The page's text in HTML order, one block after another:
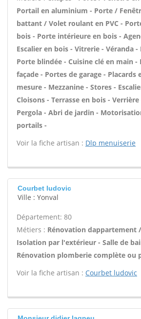
Portail en aluminium - Porte /
battant / Volet roulant en PVC -
bois - Porte intérieure en bois -
Escalier en bois - Vitrerie - Véranda
Porte blindée - Cuisine clé en main -
façade - Portes de garage - Placards
mesure - Mezzanine - Stores -
Cloisons - Terrasse en bois -
Pergola - Abri de jardin -
portails -
Voir la fiche artisan : Dlp menuiserie
Courbet ludovic
Ville : Yonval
Département: 80
Métiers : Rénovation dappartement
Isolation par l'extérieur - Salle de
Rénovation plomberie complète ou
Voir la fiche artisan : Courbet ludovic